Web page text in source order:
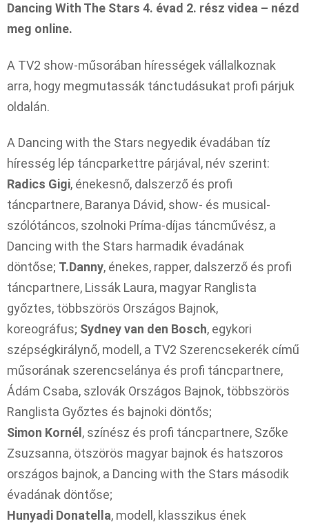
Dancing With The Stars 4. évad 2. rész videa – nézd
meg online.
A TV2 show-műsorában hírességek vállalkoznak
arra, hogy megmutassák tánctudásukat profi párjuk
oldalán.
A Dancing with the Stars negyedik évadában tíz
híresség lép táncparkettre párjával, név szerint:
Radics Gigi, énekesnő, dalszerző és profi
táncpartnere, Baranya Dávid, show- és musical-
szólótáncos, szolnoki Príma-díjas táncművész, a
Dancing with the Stars harmadik évadának
döntőse; T.Danny, énekes, rapper, dalszerző és profi
táncpartnere, Lissák Laura, magyar Ranglista
győztes, többszörös Országos Bajnok,
koreográfus; Sydney van den Bosch, egykori
szépségkirálynő, modell, a TV2 Szerencsekerék című
műsorának szerencselánya és profi táncpartnere,
Ádám Csaba, szlovák Országos Bajnok, többszörös
Ranglista Győztes és bajnoki döntős;
Simon Kornél , színész és profi táncpartnere, Szőke
Zsuzsanna, ötszörös magyar bajnok és hatszoros
országos bajnok, a Dancing with the Stars második
évadának döntőse;
Hunyadi Donatella, modell, klasszikus ének